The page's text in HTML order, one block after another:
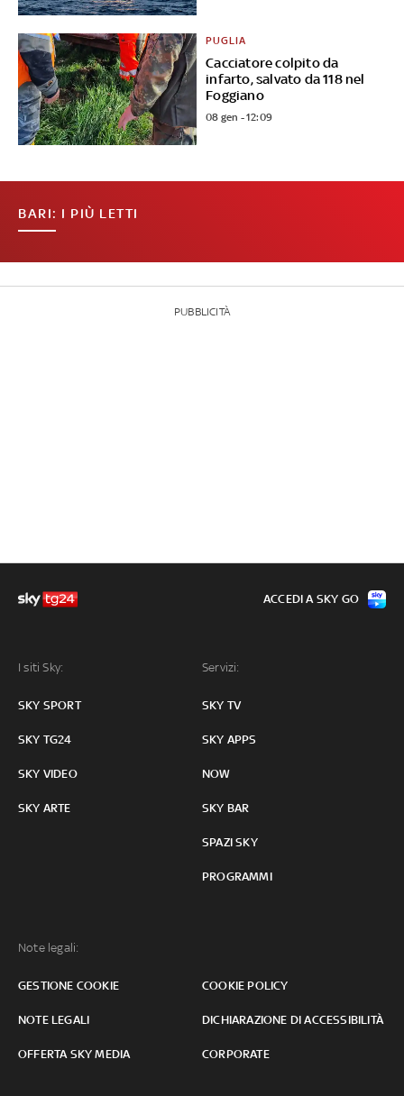
Cacciatore colpito da
infarto, salvato da 118 nel
Foggiano
PUGLIA
08 gen - 12:09
BARI: I PIÙ LETTI
PUBBLICITÀ
I siti Sky:
SKY SPORT
SKY TG24
SKY VIDEO
SKY ARTE
Servizi:
SKY TV
SKY APPS
NOW
SKY BAR
SPAZI SKY
PROGRAMMI
Note legali:
GESTIONE COOKIE COOKIE POLICY
NOTE LEGALI DICHIARAZIONE DI ACCESSIBILITÀ
OFFERTA SKY MEDIA CORPORATE
ACCEDI A SKY GO